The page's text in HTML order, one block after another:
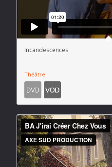
Incandescences
Théâtre